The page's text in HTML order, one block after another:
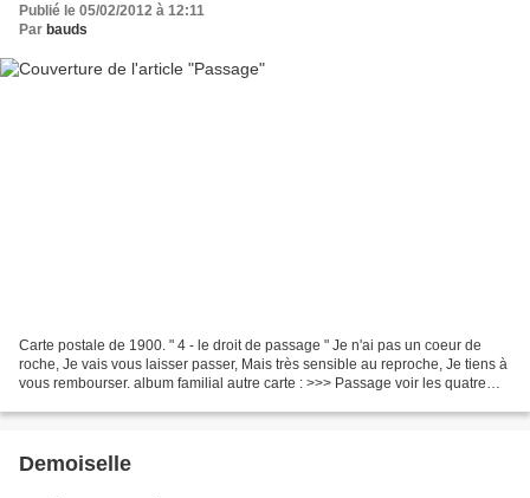
Publié le 05/02/2012 à 12:11
Par bauds
Carte postale de 1900. " 4 - le droit de passage " Je n'ai pas un coeur de
roche, Je vais vous laisser passer, Mais très sensible au reproche, Je tiens à
vous rembourser. album familial autre carte : >>> Passage voir les quatre
Demoiselle